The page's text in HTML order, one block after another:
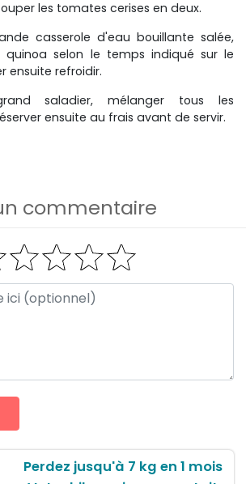
les tomates cerises en deux.
casserole d'eau bouillante salée,
quinoa selon le temps indiqué sur le
ensuite refroidir.
saladier, mélanger tous les
ensuite au frais avant de servir.
commentaire
Perdez jusqu'à 7 kg en 1 mois